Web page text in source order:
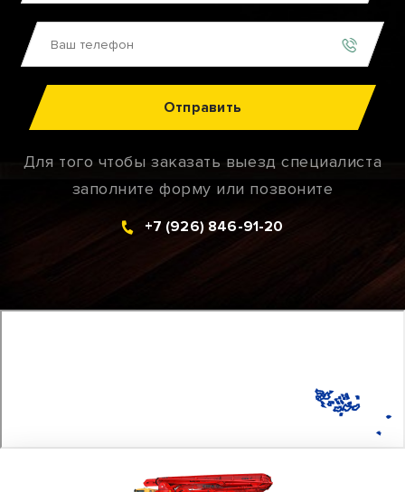
Отправить
Для того чтобы заказать выезд специалиста
заполните форму или позвоните
+7 (926) 846-91-20